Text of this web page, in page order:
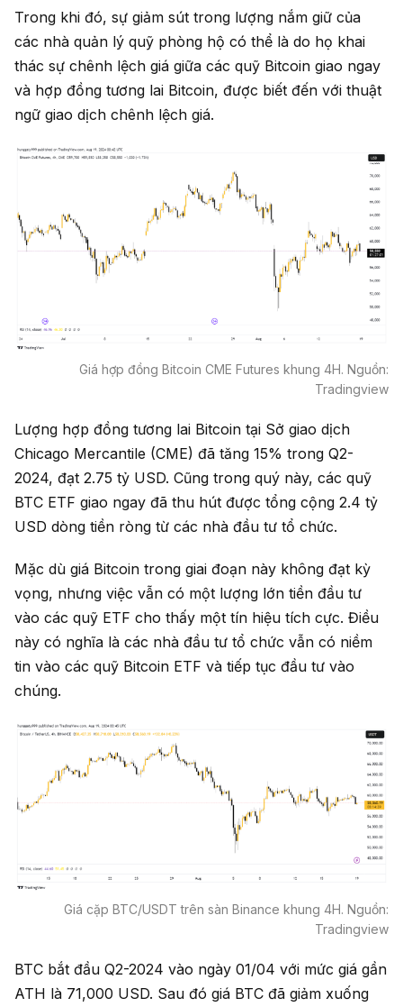
Trong khi đó, sự giảm sút trong lượng nắm giữ của
các nhà quản lý quỹ phòng hộ có thể là do họ khai
thác sự chênh lệch giá giữa các quỹ Bitcoin giao ngay
và hợp đồng tương lai Bitcoin, được biết đến với thuật
ngữ giao dịch chênh lệch giá.
Giá hợp đồng Bitcoin CME Futures khung 4H. Nguồn:
Tradingview
Lượng hợp đồng tương lai Bitcoin tại Sở giao dịch
Chicago Mercantile (CME) đã tăng 15% trong Q2-
2024, đạt 2.75 tỷ USD. Cũng trong quý này, các quỹ
BTC ETF giao ngay đã thu hút được tổng cộng 2.4 tỷ
USD dòng tiền ròng từ các nhà đầu tư tổ chức.
Mặc dù giá Bitcoin trong giai đoạn này không đạt kỳ
vọng, nhưng việc vẫn có một lượng lớn tiền đầu tư
vào các quỹ ETF cho thấy một tín hiệu tích cực. Điều
này có nghĩa là các nhà đầu tư tổ chức vẫn có niềm
tin vào các quỹ Bitcoin ETF và tiếp tục đầu tư vào
chúng.
Giá cặp BTC/USDT trên sàn Binance khung 4H. Nguồn:
Tradingview
BTC bắt đầu Q2-2024 vào ngày 01/04 với mức giá gần
ATH là 71,000 USD. Sau đó giá BTC đã giảm xuống